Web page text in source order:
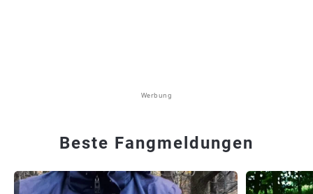
Werbung
Beste Fangmeldungen